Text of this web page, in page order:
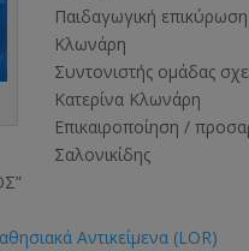
Παιδαγωγική επικύρωση
Κλωνάρη
Συντονιστής ομάδας
Κατερίνα Κλωνάρη
Επικαιροποίηση /
Σαλονικίδης
Αντικείμενα (LOR)